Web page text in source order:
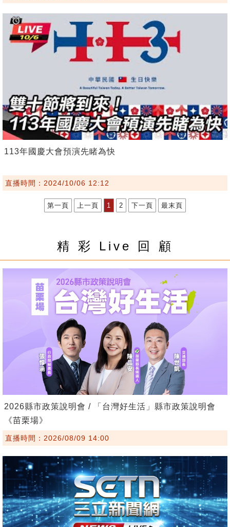
113年國慶大會預演先睹為快
直播時間：2024/10/06 12:12
第一頁 上一頁 1 2 下一頁 最末頁
精 彩 Live 回 顧
2026縣市政策說明會 / 「台灣好生活」縣市政策說明會
《苗栗場》
直播時間：2026/08/09 14:00